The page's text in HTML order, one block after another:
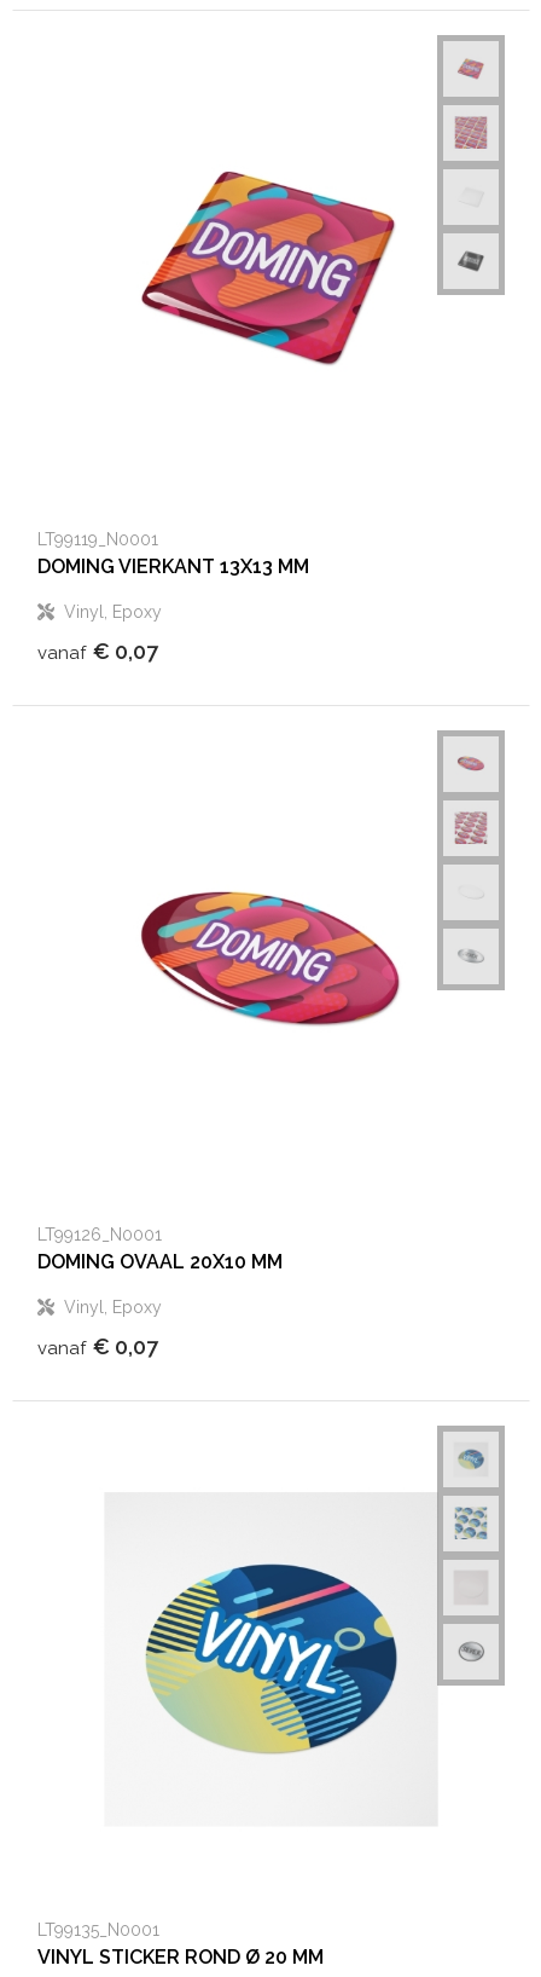
LT99119_N0001
DOMING VIERKANT 13X13 MM
Vinyl, Epoxy
vanaf € 0,07
LT99126_N0001
DOMING OVAAL 20X10 MM
Vinyl, Epoxy
vanaf € 0,07
LT99135_N0001
VINYL STICKER ROND Ø 20 MM